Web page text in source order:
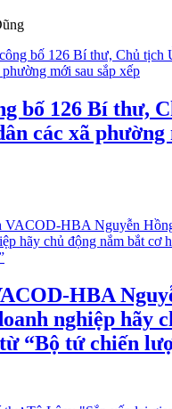
bố 126 Bí thư,
các xã phường
HBA
nghiệp hãy
“Bộ tứ chiến